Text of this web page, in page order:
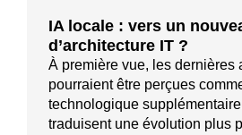
IA locale : vers un
d’architecture IT ?
À première vue, les dernières
pourraient être perçues
technologique
traduisent une évolution plus